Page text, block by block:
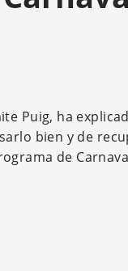
Puig, ha
bien y de
de